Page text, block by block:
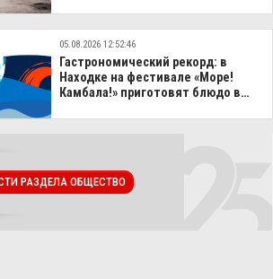
05.08.2026 12:52:46
Гастрономический рекорд: в
Находке на фестивале «Море!
Камбала!» приготовят блюдо в
РАЗДЕЛА ОБЩЕСТВО